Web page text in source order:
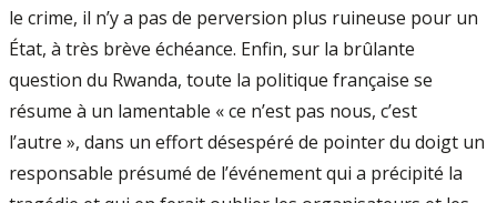
le crime, il n’y a pas de perversion plus ruineuse pour un
État, à très brève échéance. Enfin, sur la brûlante
question du Rwanda, toute la politique française se
résume à un lamentable « ce n’est pas nous, c’est
l’autre », dans un effort désespéré de pointer du doigt un
responsable présumé de l’événement qui a précipité la